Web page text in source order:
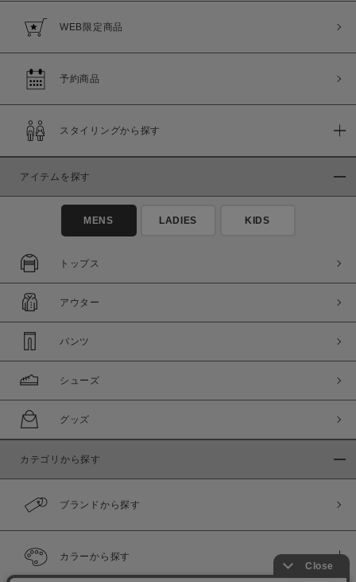
この条件で絞り込む
WEB限定商品
予約商品
スタイリングから探す
アイテムを探す
MENS LADIES KIDS
トップス
アウター
パンツ
シューズ
グッズ
カテゴリから探す
ブランドから探す
カラーから探す